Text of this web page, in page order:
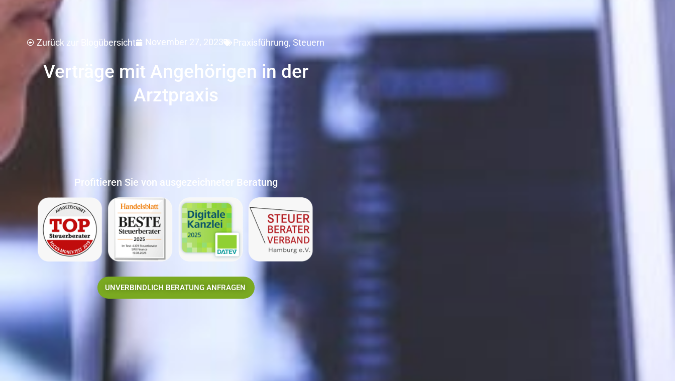
Zurück zur Blogübersicht November 27, 2023 Praxisführung,Steuern
Verträge mit Angehörigen in der
Arztpraxis
Profitieren Sie von ausgezeichneter Beratung
UNVERBINDLICH BERATUNG ANFRAGEN